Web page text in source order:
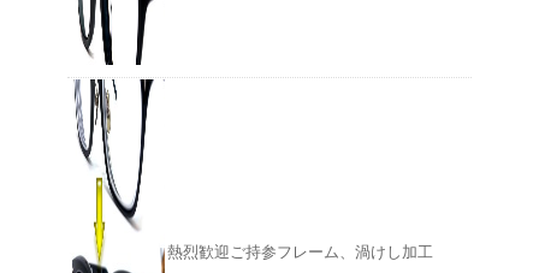
熱烈歓迎ご持参フレーム、渦けし加工